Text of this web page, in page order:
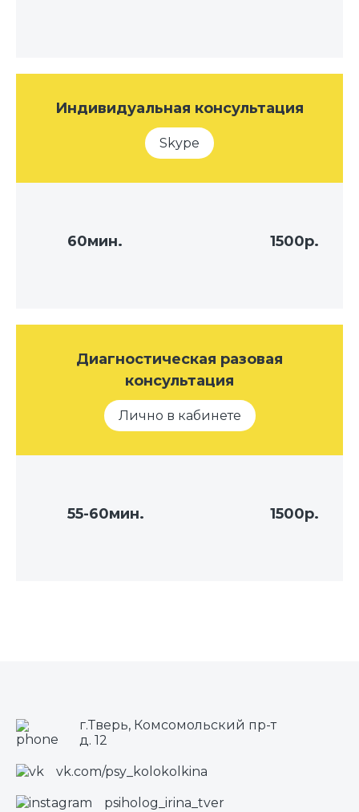
Индивидуальная консультация
Skype
60мин. 1500р.
Диагностическая разовая
консультация
Лично в кабинете
55-60мин. 1500р.
г.Тверь, Комсомольский пр-т
д. 12
vk.com/psy_kolokolkina
psiholog_irina_tver